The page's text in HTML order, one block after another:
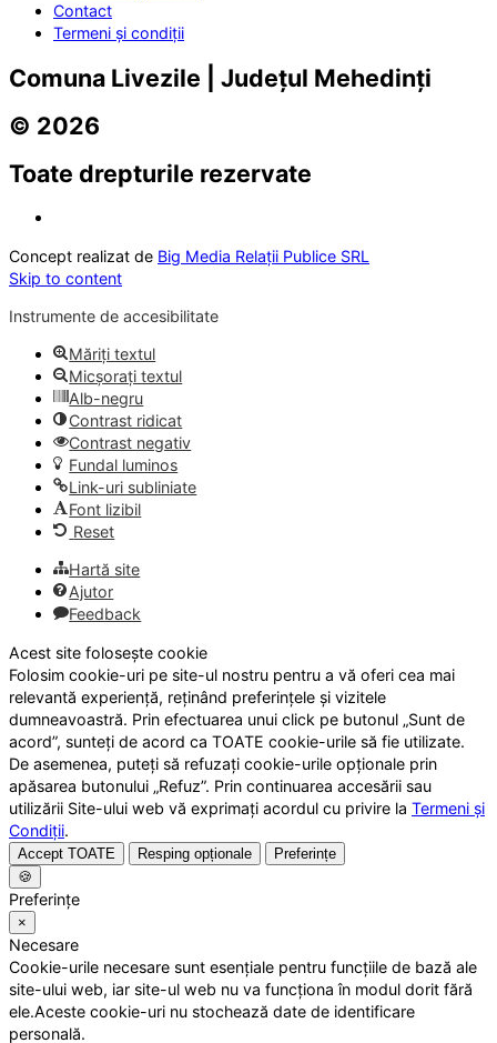
Contact
Termeni și condiții
Comuna Livezile | Județul Mehedinți
© 2026
Toate drepturile rezervate
Concept realizat de Big Media Relații Publice SRL
Skip to content
Instrumente de accesibilitate
Măriți textul
Micșorați textul
Alb-negru
Contrast ridicat
Contrast negativ
Fundal luminos
Link-uri subliniate
Font lizibil
Reset
Hartă site
Ajutor
Feedback
Acest site folosește cookie
Folosim cookie-uri pe site-ul nostru pentru a vă oferi cea mai
relevantă experiență, reținând preferințele și vizitele
dumneavoastră. Prin efectuarea unui click pe butonul „Sunt de
acord”, sunteți de acord ca TOATE cookie-urile să fie utilizate.
De asemenea, puteți să refuzați cookie-urile opționale prin
apăsarea butonului „Refuz”. Prin continuarea accesării sau
utilizării Site-ului web vă exprimați acordul cu privire la Termeni și
Condiții.
Accept TOATE Resping opționale
Preferințe
🍪
Preferințe
×
Necesare
Cookie-urile necesare sunt esențiale pentru funcțiile de bază ale
site-ului web, iar site-ul web nu va funcționa în modul dorit fără
ele.Aceste cookie-uri nu stochează date de identificare
personală.